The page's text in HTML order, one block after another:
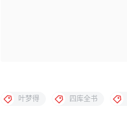
叶梦得 四库全书